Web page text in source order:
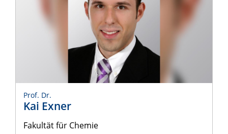
Prof. Dr.
Kai Exner
Fakultät für Chemie